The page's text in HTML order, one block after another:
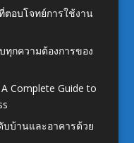
อบโจทย์การใช้งาน
กความต้องการของ
Complete Guide to
บบ้านและอาคารด้วย